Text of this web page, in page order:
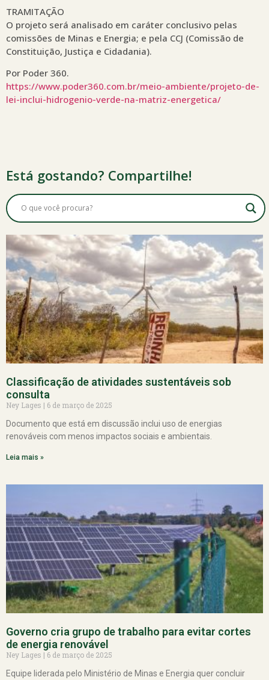
TRAMITAÇÃO
O projeto será analisado em caráter conclusivo pelas
comissões de Minas e Energia; e pela CCJ (Comissão de
Constituição, Justiça e Cidadania).
Por Poder 360.
https://www.poder360.com.br/meio-ambiente/projeto-de-
lei-inclui-hidrogenio-verde-na-matriz-energetica/
Está gostando? Compartilhe!
Classificação de atividades sustentáveis sob
consulta
Ney Lages
6 de março de 2025
Documento que está em discussão inclui uso de energias
renováveis com menos impactos sociais e ambientais.
Leia mais »
Governo cria grupo de trabalho para evitar cortes
de energia renovável
Ney Lages
6 de março de 2025
Equipe liderada pelo Ministério de Minas e Energia quer concluir